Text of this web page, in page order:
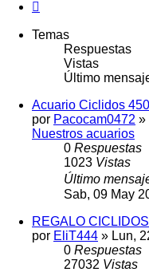
Temas
Respuestas
Vistas
Último
Acuario Ciclidos
por Pacocam0472 »
Nuestros acuarios
0 Respuestas
1023 Vistas
Último
Sab, 09 May
REGALO
por EliT444 » Lun,
0 Respuestas
27032 Vistas